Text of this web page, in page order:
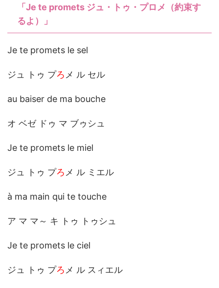
「Je te promets ジュ・トゥ・プロメ（約束す
るよ）」
Je te promets le sel
ジュ トゥ プろ メ ル セル
au baiser de ma bouche
オ ベゼ ドゥ マ ブゥシュ
Je te promets le miel
ジュ トゥ プろ メ ル ミエル
à ma main qui te touche
ア マ マ～ キ トゥ トゥシュ
Je te promets le ciel
ジュ トゥ プろ メ ル スィエル